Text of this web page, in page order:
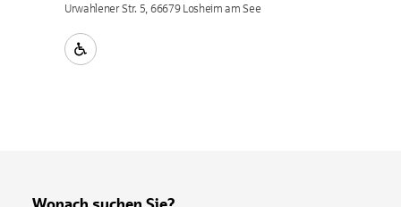
Urwahlener Str. 5, 66679 Losheim am See